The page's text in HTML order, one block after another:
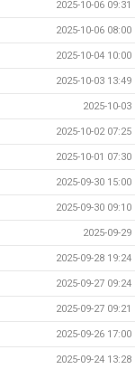
2025-10-06 09:31
2025-10-06 08:00
2025-10-04 10:00
2025-10-03 13:49
2025-10-03
2025-10-02 07:25
2025-10-01 07:30
2025-09-30 15:00
2025-09-30 09:10
2025-09-29
2025-09-28 19:24
2025-09-27 09:24
2025-09-27 09:21
2025-09-26 17:00
2025-09-24 13:28